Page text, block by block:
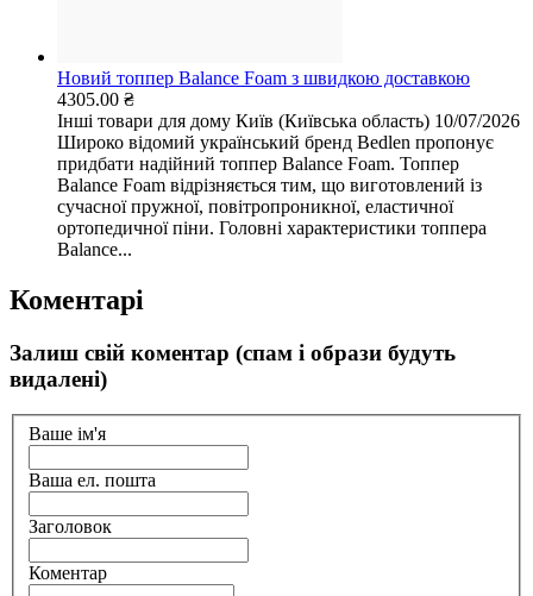
Новий топпер Balance Foam з швидкою доставкою
4305.00 ₴
Інші товари для дому Київ (Київська область) 10/07/2026
Широко відомий український бренд Bedlen пропонує
придбати надійний топпер Balance Foam. Топпер
Balance Foam відрізняється тим, що виготовлений із
сучасної пружної, повітропроникної, еластичної
ортопедичної піни. Головні характеристики топпера
Balance...
Коментарі
Залиш свій коментар (спам і образи будуть
видалені)
Ваше ім'я
Ваша ел. пошта
Заголовок
Коментар